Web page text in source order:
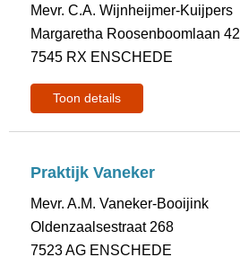
Mevr. C.A. Wijnheijmer-Kuijpers
Margaretha Roosenboomlaan 42
7545 RX ENSCHEDE
Toon details
Praktijk Vaneker
Mevr. A.M. Vaneker-Booijink
Oldenzaalsestraat 268
7523 AG ENSCHEDE